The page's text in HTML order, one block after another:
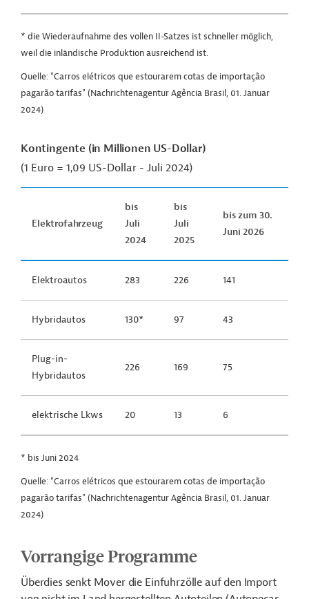
* die Wiederaufnahme des vollen II-Satzes ist schneller möglich,
weil die inländische Produktion ausreichend ist.
Quelle: "Carros elétricos que estourarem cotas de importação
pagarão tarifas" (Nachrichtenagentur Agência Brasil, 01. Januar
2024)
Kontingente (in Millionen US-Dollar)
(1 Euro = 1,09 US-Dollar - Juli 2024)
Elektrofahrzeug
bis
Juli
2024
bis
Juli
2025
bis zum 30.
Juni 2026
Elektroautos 283 226 141
Hybridautos 130* 97 43
Plug-in-
Hybridautos
226 169 75
elektrische Lkws 20 13 6
* bis Juni 2024
Quelle: "Carros elétricos que estourarem cotas de importação
pagarão tarifas" (Nachrichtenagentur Agência Brasil, 01. Januar
2024)
Vorrangige Programme
Überdies senkt Mover die Einfuhrzölle auf den Import